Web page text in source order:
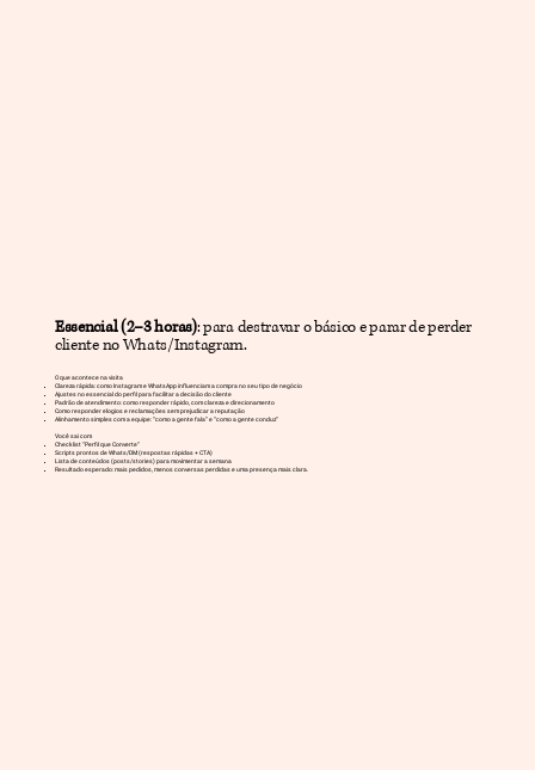
Essencial (2–3 horas): para destravar o básico e parar de perder
cliente no Whats/Instagram.
O que acontece na visita
Clareza rápida: como Instagram e WhatsApp influenciam a compra no seu tipo de negócio
Ajustes no essencial do perfil para facilitar a decisão do cliente
Padrão de atendimento: como responder rápido, com clareza e direcionamento
Como responder elogios e reclamações sem prejudicar a reputação
Alinhamento simples com a equipe: “como a gente fala” e “como a gente conduz”
Você sai com
Checklist “Perfil que Converte”
Scripts prontos de Whats/DM (respostas rápidas + CTA)
Lista de conteúdos (posts/stories) para movimentar a semana
Resultado esperado: mais pedidos, menos conversas perdidas e uma presença mais clara.